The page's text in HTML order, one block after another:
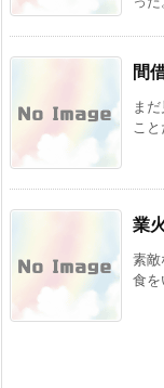
間
ま
こ
業
素敵
食を